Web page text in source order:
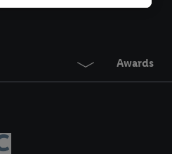
Awards
online winkel te plaatsen
en binnen verschillende
van jouw gehashte e-
aan jou kunnen worden
en vergelijkbare